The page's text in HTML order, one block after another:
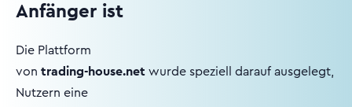
Anfänger ist
Die Plattform
von trading-house.net wurde speziell darauf ausgelegt,
Nutzern eine